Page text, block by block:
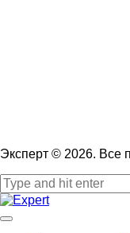
Эксперт © 2026. Все